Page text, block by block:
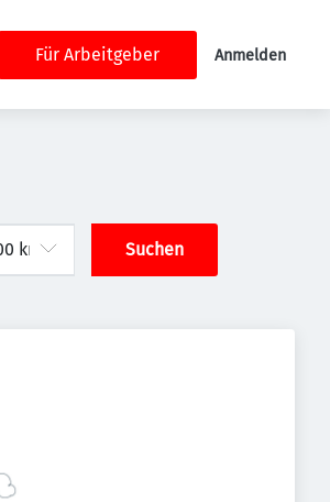
Für Arbeitgeber Anmelden
Suchen